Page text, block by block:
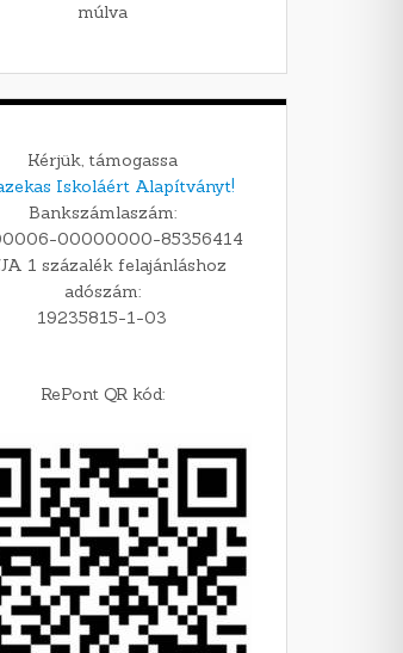
múlva
Kérjük, támogassa
Iskoláért Alapítványt!
Bankszámlaszám:
00000000-85356414
1 százalék felajánláshoz
adószám:
19235815-1-03
RePont QR kód: